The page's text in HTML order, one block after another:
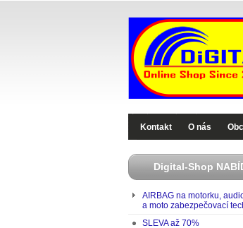
Kontakt O nás
Digital-Shop
AIRBAG na motorku,
a moto zabezpečovací
SLEVA až 70%